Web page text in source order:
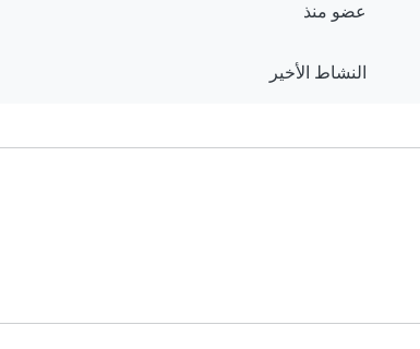
عضو منذ
النشاط الأخير